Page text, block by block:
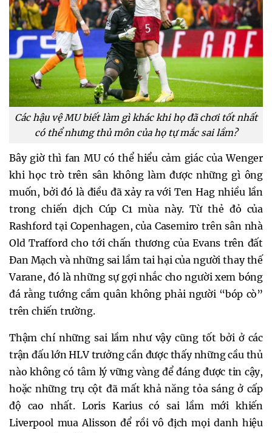
Các hậu vệ MU biết làm gì khác khi họ đã chơi tốt nhất
có thể nhưng thủ môn của họ tự mắc sai lầm?
Bây giờ thì fan MU có thể hiểu cảm giác của Wenger
khi học trò trên sân không làm được những gì ông
muốn, bởi đó là điều đã xảy ra với Ten Hag nhiều lần
trong chiến dịch Cúp C1 mùa này. Từ thẻ đỏ của
Rashford tại Copenhagen, của Casemiro trên sân nhà
Old Trafford cho tới chấn thương của Evans trên đất
Đan Mạch và những sai lầm tai hại của người thay thế
Varane, đó là những sự gợi nhắc cho người xem bóng
đá rằng tướng cầm quân không phải người “bóp cò”
trên chiến trường.
Thậm chí những sai lầm như vậy cũng tốt bởi ở các
trận đấu lớn HLV trưởng cần được thấy những cầu thủ
nào không có tâm lý vững vàng để đáng được tin cậy,
hoặc những trụ cột đã mất khả năng tỏa sáng ở cấp
độ cao nhất. Loris Karius có sai lầm mới khiến
Liverpool mua Alisson để rồi vô địch mọi danh hiệu